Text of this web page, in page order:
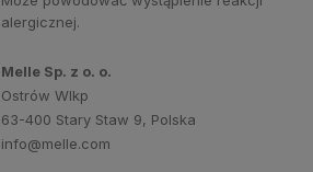
alergicznej.
Melle Sp. z o. o.
Ostrów Wlkp
63-400 Stary Staw 9, Polska
info@melle.com